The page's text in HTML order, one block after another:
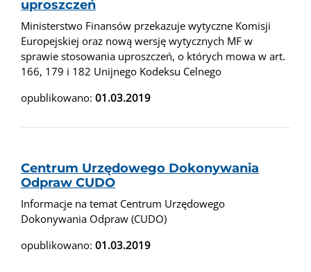
uproszczeń
Ministerstwo Finansów przekazuje wytyczne Komisji
Europejskiej oraz nową wersję wytycznych MF w
sprawie stosowania uproszczeń, o których mowa w art.
166, 179 i 182 Unijnego Kodeksu Celnego
opublikowano: 01.03.2019
Centrum Urzędowego Dokonywania
Odpraw CUDO
Informacje na temat Centrum Urzędowego
Dokonywania Odpraw (CUDO)
opublikowano: 01.03.2019